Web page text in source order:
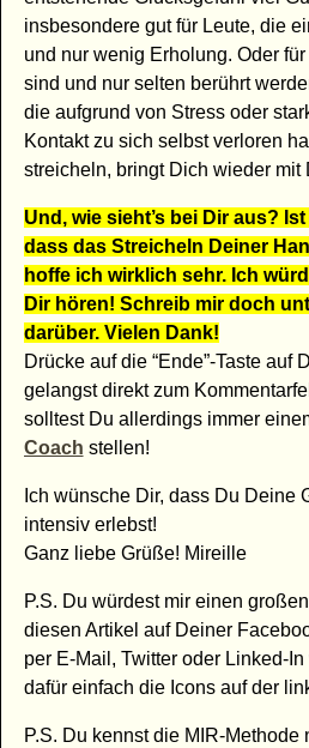
insbesondere gut für Leute, die
und nur wenig Erholung. Oder
sind und nur selten berührt
die aufgrund von Stress oder
Kontakt zu sich selbst verloren
streicheln, bringt Dich wieder mit
Und, wie sieht’s bei Dir aus?
dass das Streicheln Deiner
hoffe ich wirklich sehr. Ich
Dir hören! Schreib mir doch
darüber. Vielen Dank!
Drücke auf die “Ende”-Taste auf
gelangst direkt zum
solltest Du allerdings immer
Coach stellen!
Ich wünsche Dir, dass Du Deine
intensiv erlebst!
Ganz liebe Grüße! Mireille
P.S. Du würdest mir einen
diesen Artikel auf Deiner
per E-Mail, Twitter oder Linked-
dafür einfach die Icons auf der
P.S. Du kennst die MIR-